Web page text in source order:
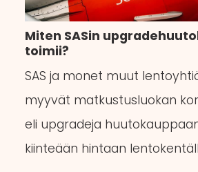
Miten SASin
toimii?
SAS ja monet muut
myyvät matkustusluokan
eli upgradeja
kiinteään hintaan